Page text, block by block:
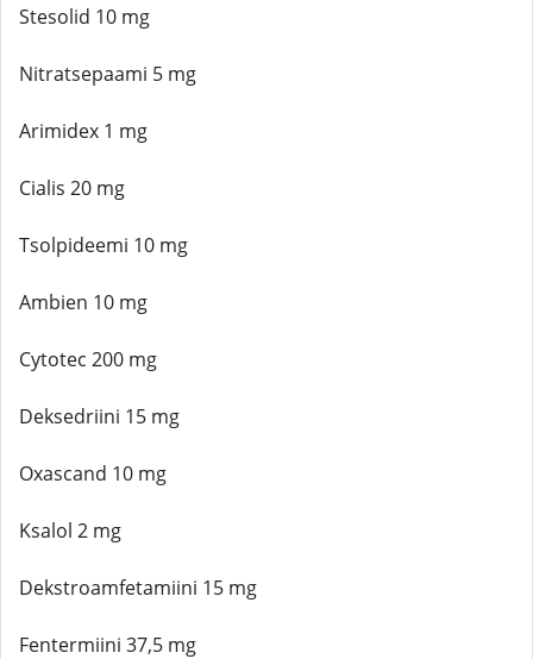
Stesolid 10 mg
Nitratsepaami 5 mg
Arimidex 1 mg
Cialis 20 mg
Tsolpideemi 10 mg
Ambien 10 mg
Cytotec 200 mg
Deksedriini 15 mg
Oxascand 10 mg
Ksalol 2 mg
Dekstroamfetamiini 15 mg
Fentermiini 37,5 mg